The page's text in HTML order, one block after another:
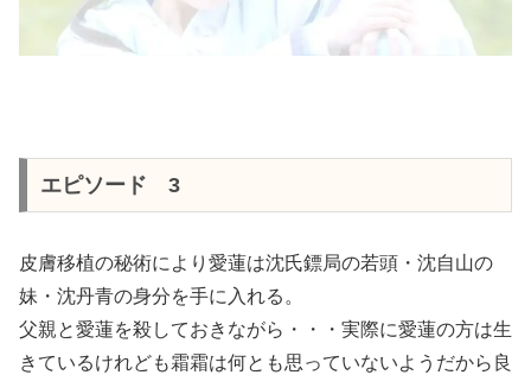
エピソード 3
皮膚移植の秘術により愛蓮は沈氏鏢局の若頭・沈自山の
妹・沈丹青の身分を手に入れる。
父親と愛蓮を殺しておきながら・・・実際に愛蓮の方は生
きているけれども霜霜は何とも思っていないようだから良